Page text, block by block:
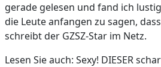
gerade gelesen und fand ich
die Leute anfangen zu sagen,
schreibt der GZSZ-Star im Netz.
Lesen Sie auch: Sexy! DIESER